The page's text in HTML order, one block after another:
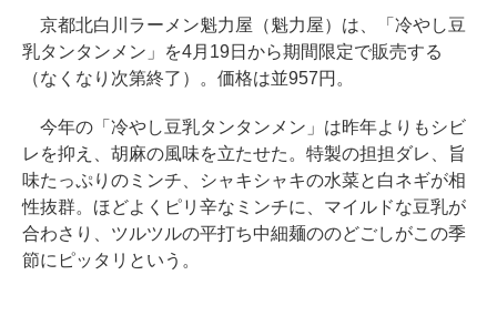
京都北白川ラーメン魁力屋（魁力屋）は、「冷やし豆
乳タンタンメン」を4月19日から期間限定で販売する
（なくなり次第終了）。価格は並957円。
今年の「冷やし豆乳タンタンメン」は昨年よりもシビ
レを抑え、胡麻の風味を立たせた。特製の担担ダレ、旨
味たっぷりのミンチ、シャキシャキの水菜と白ネギが相
性抜群。ほどよくピリ辛なミンチに、マイルドな豆乳が
合わさり、ツルツルの平打ち中細麺ののどごしがこの季
節にピッタリという。